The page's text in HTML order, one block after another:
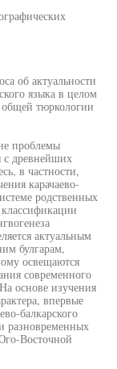
об актуальности
языка в целом
общей тюркологии
проблемы
с древнейших
в частности,
карачаево-
родственных
актуальным
булгарам,
освещаются
современного
основе изучения
впервые
балкарского
разновременных
Восточной